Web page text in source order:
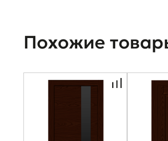
Похожие